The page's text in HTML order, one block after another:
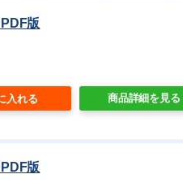
版
商品詳細を見る
版